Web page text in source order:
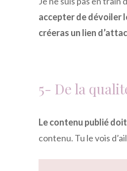
accepter de dévoiler
créeras un lien
5- De la
Le contenu publié
contenu. Tu le vois